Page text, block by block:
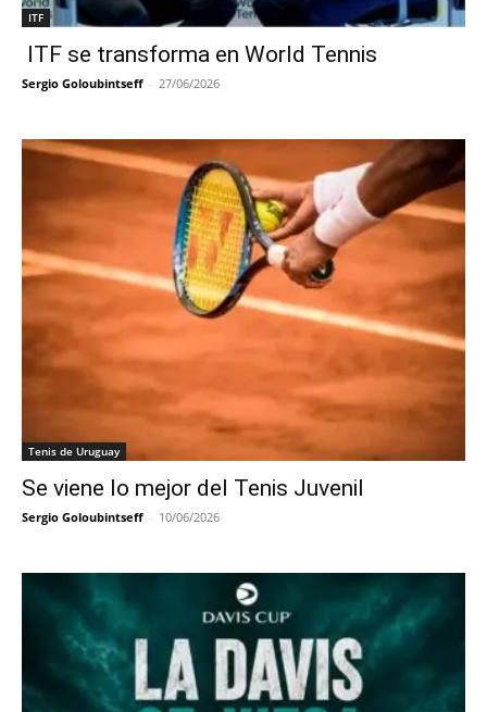
ITF
ITF se transforma en World Tennis
Sergio Goloubintseff - 27/06/2026
Tenis de Uruguay
Se viene lo mejor del Tenis Juvenil
Sergio Goloubintseff - 10/06/2026